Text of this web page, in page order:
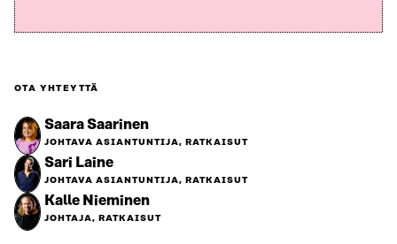
OTA YHTEYTTÄ
Saara Saarinen
JOHTAVA ASIANTUNTIJA, RATKAISUT
Sari Laine
JOHTAVA ASIANTUNTIJA, RATKAISUT
Kalle Nieminen
JOHTAJA, RATKAISUT